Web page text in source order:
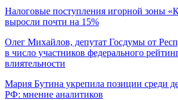
Налоговые поступления игорной зоны
выросли почти на 15%
Олег Михайлов, депутат Госдумы от
в число участников федерального
влиятельности
Мария Бутина укрепила позиции среди
РФ: мнение аналитиков